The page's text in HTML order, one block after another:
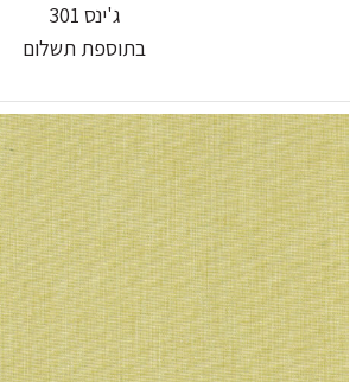
ג'ינס 301
בתוספת תשלום